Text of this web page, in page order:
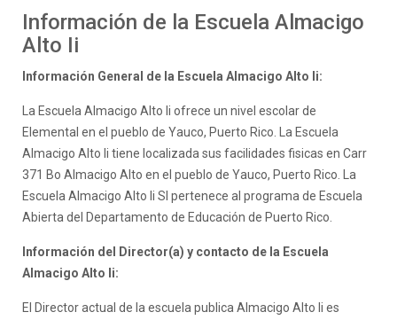
Información de la Escuela Almacigo
Alto Ii
Información General de la Escuela Almacigo Alto Ii:
La Escuela Almacigo Alto Ii ofrece un nivel escolar de
Elemental en el pueblo de Yauco, Puerto Rico. La Escuela
Almacigo Alto Ii tiene localizada sus facilidades fisicas en Carr
371 Bo Almacigo Alto en el pueblo de Yauco, Puerto Rico. La
Escuela Almacigo Alto Ii SI pertenece al programa de Escuela
Abierta del Departamento de Educación de Puerto Rico.
Información del Director(a) y contacto de la Escuela
Almacigo Alto Ii:
El Director actual de la escuela publica Almacigo Alto Ii es